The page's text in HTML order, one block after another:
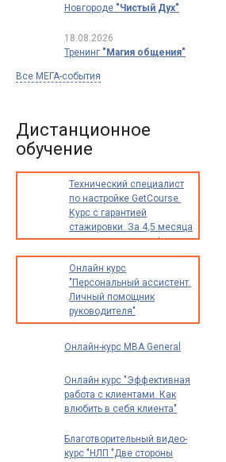
Новгороде "Чистый Дух"
18.08.2026
Тренинг "Магия общения"
Все МЕГА-события
Дистанционное
обучение
Технический специалист
по настройке GetCourse.
Курс с гарантией
стажировки. За 4,5 месяца
освоите новую профессию
с доходом от 30 000
до 70 000 рублей в месяц
Онлайн курс
"Персональный ассистент.
Личный помощник
руководителя"
Онлайн-курс MBA General
Онлайн курс "Эффективная
работа с клиентами. Как
влюбить в себя клиента"
Благотворительный видео-
курс "НЛП "Две стороны